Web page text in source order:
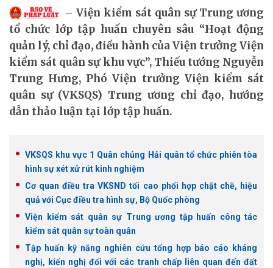
Viện kiểm sát quân sự Trung ương
tổ chức lớp tập huấn chuyên sâu “Hoạt động
quản lý, chỉ đạo, điều hành của Viện trưởng Viện
kiểm sát quân sự khu vực”, Thiếu tướng Nguyễn
Trung Hưng, Phó Viện trưởng Viện kiểm sát
quân sự (VKSQS) Trung ương chỉ đạo, hướng
dẫn thảo luận tại lớp tập huấn.
VKSQS khu vực 1 Quân chủng Hải quân tổ chức phiên tòa
hình sự xét xử rút kinh nghiệm
Cơ quan điều tra VKSND tối cao phối hợp chặt chẽ, hiệu
quả với Cục điều tra hình sự, Bộ Quốc phòng
Viện kiểm sát quân sự Trung ương tập huấn công tác
kiểm sát quân sự toàn quân
Tập huấn kỹ năng nghiên cứu tổng hợp báo cáo kháng
nghị, kiến nghị đối với các tranh chấp liên quan đến đất